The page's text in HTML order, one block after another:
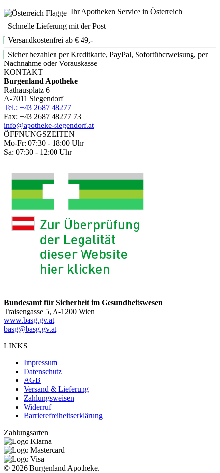
Ihr Apotheken Service in Österreich
Schnelle Lieferung mit der Post
Versandkostenfrei ab € 49,-
Sicher bezahlen per Kreditkarte, PayPal, Sofortüberweisung, per
Nachnahme oder Vorauskasse
KONTAKT
Burgenland Apotheke
Rathausplatz 6
A-7011 Siegendorf
Tel.: +43 2687 48277
Fax: +43 2687 48277 73
info@apotheke-siegendorf.at
ÖFFNUNGSZEITEN
Mo-Fr: 07:30 - 18:00 Uhr
Sa: 07:30 - 12:00 Uhr
Bundesamt für Sicherheit im Gesundheitswesen
Traisengasse 5, A-1200 Wien
www.basg.gv.at
basg@basg.gv.at
LINKS
Impressum
Datenschutz
AGB
Versand & Lieferung
Zahlungsweisen
Widerruf
Barrierefreiheitserklärung
Zahlungsarten
© 2026 Burgenland Apotheke.